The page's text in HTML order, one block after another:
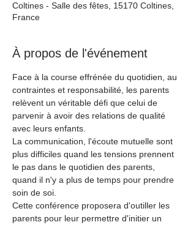
Coltines - Salle des fêtes, 15170 Coltines,
France
À propos de l'événement
Face à la course effrénée du quotidien, au
contraintes et responsabilité, les parents
relèvent un véritable défi que celui de
parvenir à avoir des relations de qualité
avec leurs enfants.
La communication, l'écoute mutuelle sont
plus difficiles quand les tensions prennent
le pas dans le quotidien des parents,
quand il n'y a plus de temps pour prendre
soin de soi.
Cette conférence proposera d'outiller les
parents pour leur permettre d'initier un